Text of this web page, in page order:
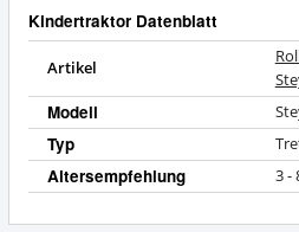
Kindertraktor Datenblatt
Artikel
Modell
Typ
Altersempfehlung 3 -